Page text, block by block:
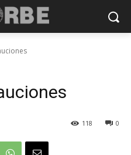
0
118